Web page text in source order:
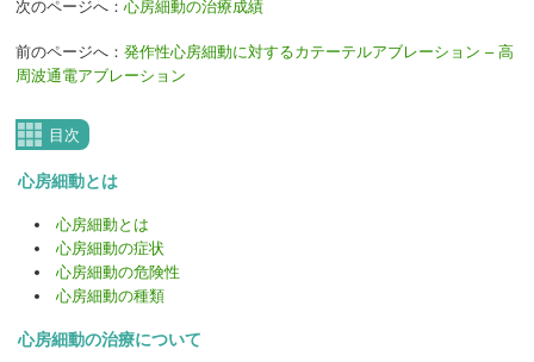
次のページへ： 心房細動の治療成績
前のページへ： 発作性心房細動に対するカテーテルアブレーション – 高
周波通電アブレーション
目次
心房細動とは
心房細動とは
心房細動の症状
心房細動の危険性
心房細動の種類
心房細動の治療について